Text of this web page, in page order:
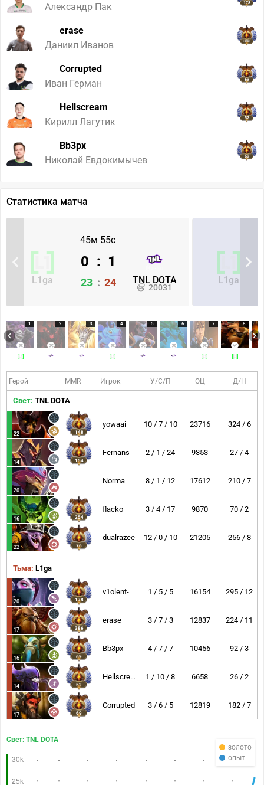
Александр Пак
178
erase
Даниил Иванов
386
Corrupted
Иван Герман
69
Hellscream
Кирилл Лагутик
52
Bb3px
Николай Евдокимычев
69
Статистика матча
45м 55с
L1ga TNL DOTA
20031
0 : 1
23 : 24 L1ga
1 2 3 4 5 6 7 8
Герой MMR Игрок У/С/П ОЦ Д/Н
Свет: TNL DOTA
22 148
yowaai 10 / 7 / 10 23716 324 / 6
14 154
Fernans 2 / 1 / 24 9353 27 / 4
20
Norma 8 / 1 / 12 17612 210 / 7
16 254
flacko 3 / 4 / 17 9870 70 / 2
22 76
dualrazee 12 / 0 / 10 21205 256 / 8
Тьма: L1ga
20 178
v1olent- 1 / 5 / 5 16154 295 / 12
17 386
erase 3 / 7 / 3 12837 224 / 11
16 69
Bb3px 4 / 7 / 7 10456 92 / 3
14 52
Hellscream 1 / 10 / 8 6658 26 / 2
17 69
Corrupted 3 / 6 / 5 12819 182 / 7
золото
опыт
Свет: TNL DOTA